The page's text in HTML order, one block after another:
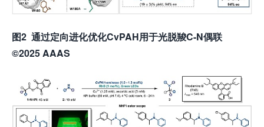
图2 通过定向进化优化CvPAH用于光脱羧C-N偶联
©2025 AAAS